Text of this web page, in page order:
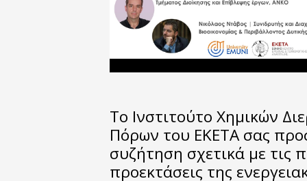
Το Ινστιτούτο Χημικών
Πόρων του ΕΚΕΤΑ σας
συζήτηση σχετικά με τις
προεκτάσεις της